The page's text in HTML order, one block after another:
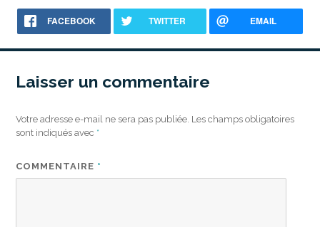
FACEBOOK TWITTER EMAIL
Laisser un commentaire
Votre adresse e-mail ne sera pas publiée. Les champs obligatoires
sont indiqués avec *
COMMENTAIRE *